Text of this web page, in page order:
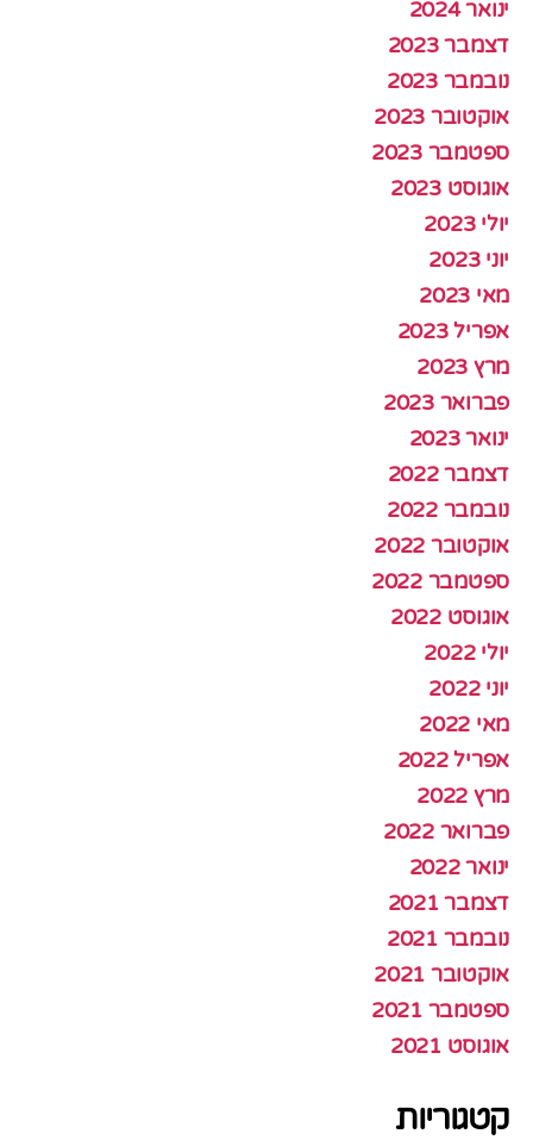
ינואר 2024
דצמבר 2023
נובמבר 2023
אוקטובר 2023
ספטמבר 2023
אוגוסט 2023
יולי 2023
יוני 2023
מאי 2023
אפריל 2023
מרץ 2023
פברואר 2023
ינואר 2023
דצמבר 2022
נובמבר 2022
אוקטובר 2022
ספטמבר 2022
אוגוסט 2022
יולי 2022
יוני 2022
מאי 2022
אפריל 2022
מרץ 2022
פברואר 2022
ינואר 2022
דצמבר 2021
נובמבר 2021
אוקטובר 2021
ספטמבר 2021
אוגוסט 2021
קטגוריות